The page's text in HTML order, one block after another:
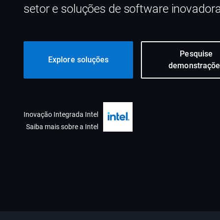
setor e soluções de software
Explore soluções
Pesquise
Inovação Integrada Intel
Saiba mais sobre a Intel